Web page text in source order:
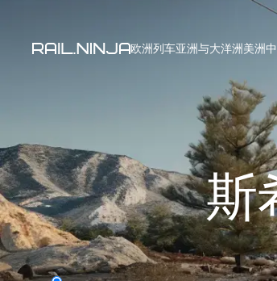
欧洲列车亚洲与大洋洲美洲
斯